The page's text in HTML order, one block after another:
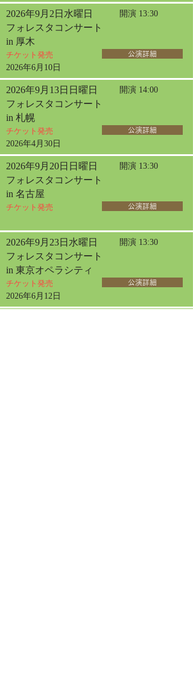
2026年9月2日水曜日 開演 13:30
フォレスタコンサート
in 厚木
チケット発売
2026年6月10日
公演詳細
2026年9月13日日曜日 開演 14:00
フォレスタコンサート
in 札幌
チケット発売
2026年4月30日
公演詳細
2026年9月20日日曜日 開演 13:30
フォレスタコンサート
in 名古屋
チケット発売 公演詳細
2026年9月23日水曜日 開演 13:30
フォレスタコンサート
in 東京オペラシティ
チケット発売
2026年6月12日
公演詳細